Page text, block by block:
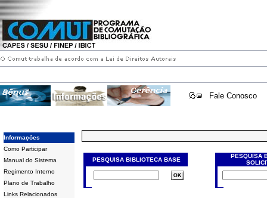
Fale Conosco
Informações
Como Participar
Manual do Sistema
Regimento Interno
Plano de Trabalho
Links Relacionados
PESQUISA BIBLIOTECA BASE
PESQUISA